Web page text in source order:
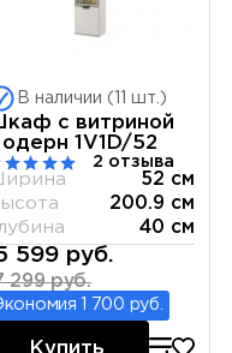
В наличии (11 шт.)
с витриной
1V1D/52
2 отзыва
52 см
200.9 см
40 см
599 руб.
299 руб.
1 700 руб.
Купить